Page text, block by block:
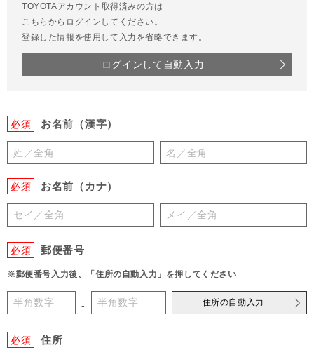
TOYOTAアカウント取得済みの方は
こちらからログインしてください。
登録した情報を使用して入力を省略できます。
ログインして自動入力
必須 お名前（漢字）
必須 お名前（カナ）
必須 郵便番号
※郵便番号入力後、「住所の自動入力」を押してください
- 住所の自動入力
必須 住所